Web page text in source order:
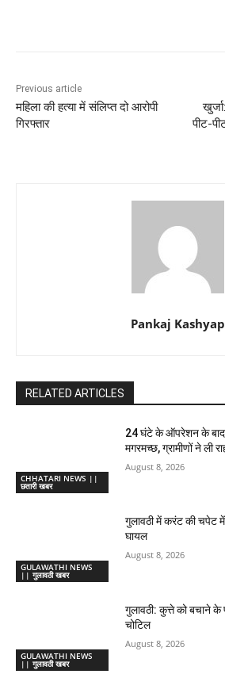
Previous article
महिला की हत्या में संलिप्त दो आरोपी
गिरफ्तार
पीट-
Pankaj Kashyap
RELATED ARTICLES
CHHATARI NEWS ||
छतारी खबर
24 घंटे के ऑपरेशन के बाद
मगरमच्छ, ग्रामीणों ने ली
August 8, 2026
GULAWATHI NEWS
|| गुलावठी खबर
गुलावठी में करंट की चपेट
घायल
August 8, 2026
GULAWATHI NEWS
|| गुलावठी खबर
गुलावठी: कुत्ते को बचाने
चोटिल
August 8, 2026